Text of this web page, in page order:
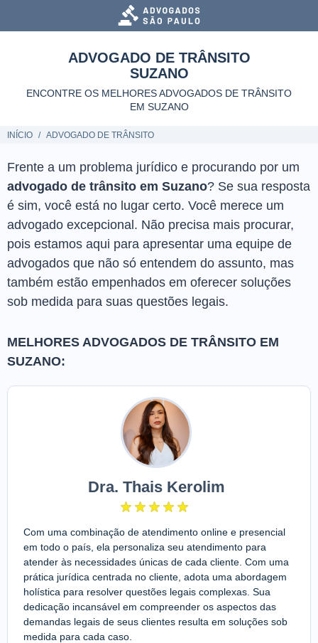
ADVOGADO DE TRÂNSITO
SUZANO
ENCONTRE OS MELHORES ADVOGADOS DE TRÂNSITO
EM SUZANO
INÍCIO ADVOGADO DE TRÂNSITO
Frente a um problema jurídico e procurando por um
advogado de trânsito em Suzano? Se sua resposta
é sim, você está no lugar certo. Você merece um
advogado excepcional. Não precisa mais procurar,
pois estamos aqui para apresentar uma equipe de
advogados que não só entendem do assunto, mas
também estão empenhados em oferecer soluções
sob medida para suas questões legais.
MELHORES ADVOGADOS DE TRÂNSITO EM
SUZANO:
Dra. Thais Kerolim
Com uma combinação de atendimento online e presencial
em todo o país, ela personaliza seu atendimento para
atender às necessidades únicas de cada cliente. Com uma
prática jurídica centrada no cliente, adota uma abordagem
holística para resolver questões legais complexas. Sua
dedicação incansável em compreender os aspectos das
demandas legais de seus clientes resulta em soluções sob
medida para cada caso.